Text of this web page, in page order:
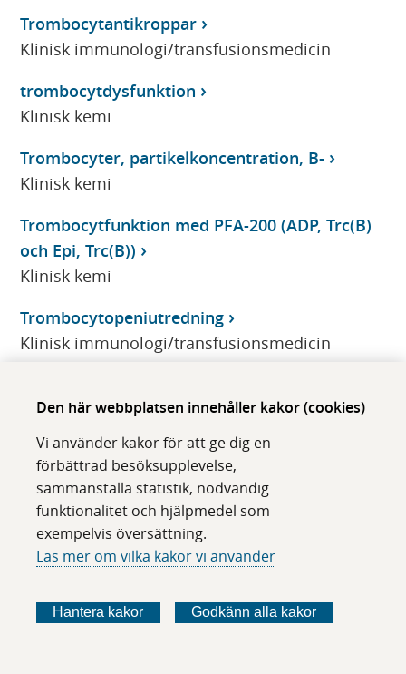
Den här webbplatsen innehåller kakor (cookies)
Vi använder kakor för att ge dig en
förbättrad besöksupplevelse,
sammanställa statistik, nödvändig
funktionalitet och hjälpmedel som
exempelvis översättning.
Läs mer om vilka kakor vi använder
Hantera kakor Godkänn alla kakor
Trombocytantikroppar
Klinisk immunologi/transfusionsmedicin
trombocytdysfunktion
Klinisk kemi
Trombocyter, partikelkoncentration, B-
Klinisk kemi
Trombocytfunktion med PFA-200 (ADP, Trc(B)
och Epi, Trc(B))
Klinisk kemi
Trombocytopeniutredning
Klinisk immunologi/transfusionsmedicin
P-Selektin), Trc-
Klinisk kemi
Trombocytrefraktäritet
Klinisk immunologi/transfusionsmedicin
Tromboelastometri, ROTEM med fibrinogen
Klinisk immunologi/transfusionsmedicin
Trombospondin typ 1-domäninnehållande 7A